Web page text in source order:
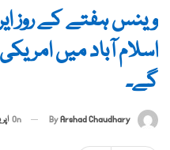
وینس ہفتے کے روز
اسلام آباد میں
گے۔
ByArshad Chaudhary
On